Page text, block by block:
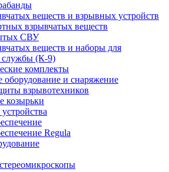
веществ и взрывных устройств
взрывчатых веществ
СВУ
веществ и наборы для
службы (К-9)
комплекты
и снаряжение
взрывотехников
козырьки
Regula